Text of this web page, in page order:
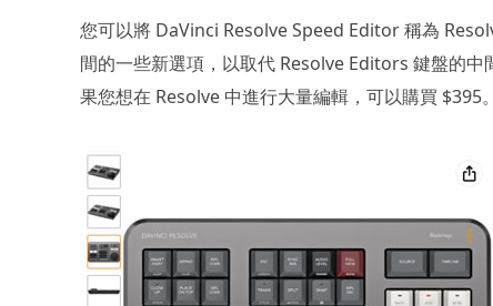
您可以將 DaVinci Resolve Speed Editor 稱為
間的一些新選項，以取代 Resolve Editors 鍵盤的
果您想在 Resolve 中進行大量編輯，可以購買 $395。